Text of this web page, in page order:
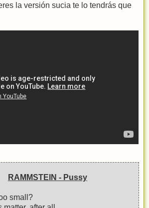
la versión sucia te lo tendrás que
RAMMSTEIN - Pussy
small?